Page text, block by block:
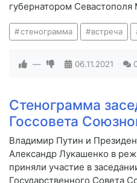
губернатором
стенограмма встреча
— 06.11.2021
Стенограмма
Госсовета
Владимир Путин и
Александр Лукашенко в
приняли участие в
Государственного Совета